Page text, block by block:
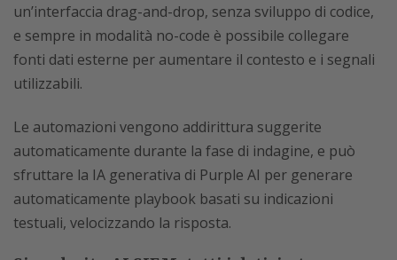
un’interfaccia drag-and-drop, senza sviluppo di codice,
e sempre in modalità no-code è possibile collegare
fonti dati esterne per aumentare il contesto e i segnali
utilizzabili.
Le automazioni vengono addirittura suggerite
automaticamente durante la fase di indagine, e può
sfruttare la IA generativa di Purple AI per generare
automaticamente playbook basati su indicazioni
testuali, velocizzando la risposta.